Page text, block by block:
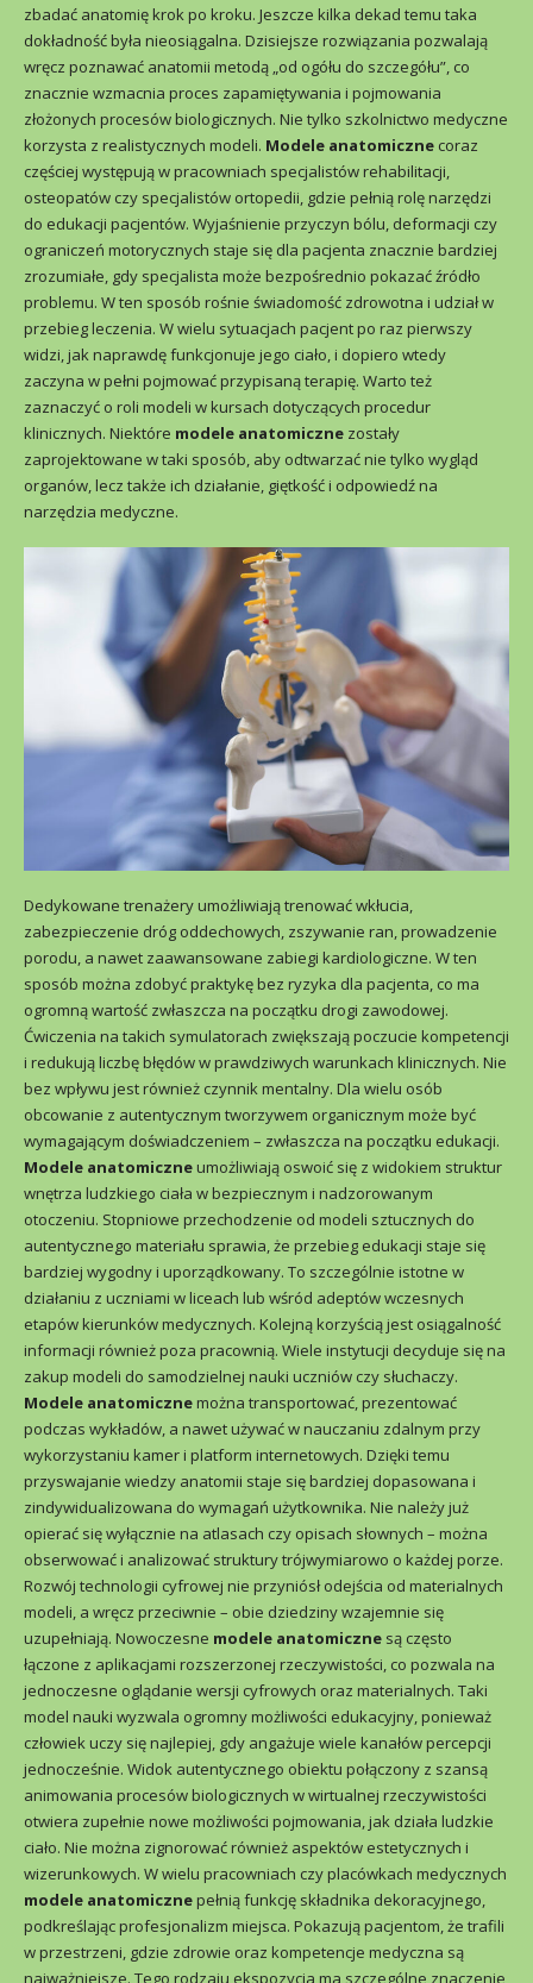
zbadać anatomię krok po kroku. Jeszcze kilka dekad temu taka
dokładność była nieosiągalna. Dzisiejsze rozwiązania pozwalają
wręcz poznawać anatomii metodą „od ogółu do szczegółu”, co
znacznie wzmacnia proces zapamiętywania i pojmowania
złożonych procesów biologicznych. Nie tylko szkolnictwo medyczne
korzysta z realistycznych modeli. Modele anatomiczne coraz
częściej występują w pracowniach specjalistów rehabilitacji,
osteopatów czy specjalistów ortopedii, gdzie pełnią rolę narzędzi
do edukacji pacjentów. Wyjaśnienie przyczyn bólu, deformacji czy
ograniczeń motorycznych staje się dla pacjenta znacznie bardziej
zrozumiałe, gdy specjalista może bezpośrednio pokazać źródło
problemu. W ten sposób rośnie świadomość zdrowotna i udział w
przebieg leczenia. W wielu sytuacjach pacjent po raz pierwszy
widzi, jak naprawdę funkcjonuje jego ciało, i dopiero wtedy
zaczyna w pełni pojmować przypisaną terapię. Warto też
zaznaczyć o roli modeli w kursach dotyczących procedur
klinicznych. Niektóre modele anatomiczne zostały
zaprojektowane w taki sposób, aby odtwarzać nie tylko wygląd
organów, lecz także ich działanie, giętkość i odpowiedź na
narzędzia medyczne.
Dedykowane trenażery umożliwiają trenować wkłucia,
zabezpieczenie dróg oddechowych, zszywanie ran, prowadzenie
porodu, a nawet zaawansowane zabiegi kardiologiczne. W ten
sposób można zdobyć praktykę bez ryzyka dla pacjenta, co ma
ogromną wartość zwłaszcza na początku drogi zawodowej.
Ćwiczenia na takich symulatorach zwiększają poczucie kompetencji
i redukują liczbę błędów w prawdziwych warunkach klinicznych. Nie
bez wpływu jest również czynnik mentalny. Dla wielu osób
obcowanie z autentycznym tworzywem organicz­nym może być
wymagającym doświadczeniem – zwłaszcza na początku edukacji.
Modele anatomiczneumożliwiają oswoić się z widokiem struktur
wnętrza ludzkiego ciała w bezpiecznym i nadzorowanym
otoczeniu. Stopniowe przechodzenie od modeli sztucznych do
autentycznego materiału sprawia, że przebieg edukacji staje się
bardziej wygodny i uporządkowany. To szczególnie istotne w
działaniu z uczniami w liceach lub wśród adeptów wczesnych
etapów kierunków medycznych. Kolejną korzyścią jest osiągalność
informacji również poza pracownią. Wiele instytucji decyduje się na
zakup modeli do samodzielnej nauki uczniów czy słuchaczy.
Modele anatomicznemożna transportować, prezentować
podczas wykładów, a nawet używać w nauczaniu zdalnym przy
wykorzystaniu kamer i platform internetowych. Dzięki temu
przyswajanie wiedzy anatomii staje się bardziej dopasowana i
zindywidualizowana do wymagań użytkownika. Nie należy już
opierać się wyłącznie na atlasach czy opisach słownych – można
obserwować i analizować struktury trójwymiarowo o każdej porze.
Rozwój technologii cyfrowej nie przyniósł odejścia od materialnych
modeli, a wręcz przeciwnie – obie dziedziny wzajemnie się
uzupełniają. Nowoczesne modele anatomiczne są często
łączone z aplikacjami rozszerzonej rzeczywistości, co pozwala na
jednoczesne oglądanie wersji cyfrowych oraz materialnych. Taki
model nauki wyzwala ogromny możliwości edukacyjny, ponieważ
człowiek uczy się najlepiej, gdy angażuje wiele kanałów percepcji
jednocześnie. Widok autentycznego obiektu połączony z szansą
animowania procesów biologicznych w wirtualnej rzeczywistości
otwiera zupełnie nowe możliwości pojmowania, jak działa ludzkie
ciało. Nie można zignorować również aspektów estetycznych i
wizerunkowych. W wielu pracowniach czy placówkach medycznych
modele anatomicznepełnią funkcję składnika dekoracyjnego,
podkreślając profesjonalizm miejsca. Pokazują pacjentom, że trafili
w przestrzeni, gdzie zdrowie oraz kompetencje medyczna są
najważniejsze. Tego rodzaju ekspozycja ma szczególne znaczenie